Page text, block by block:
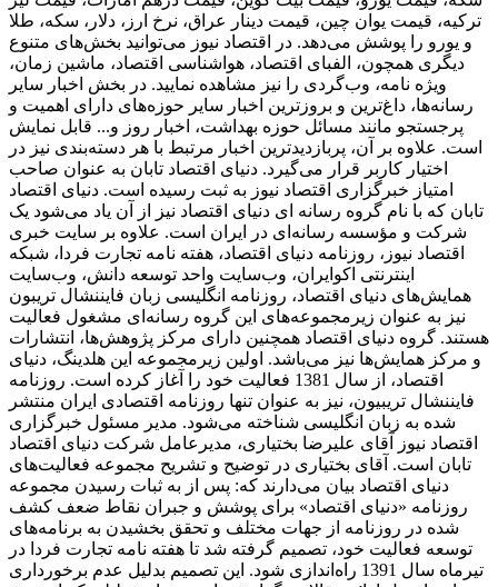
ترکیه، قیمت یوان چین، قیمت دینار عراق، نرخ ارز، دلار، سکه، طلا
و یورو را پوشش می‌دهد. در اقتصاد نیوز می‌توانید بخش‌های متنوع
دیگری همچون، الفبای اقتصاد، هواشناسی اقتصاد، ماشین زمان،
ویژه نامه، وب‌گردی را نیز مشاهده نمایید. در بخش اخبار سایر
رسانه‌ها، داغ‌ترین و بروزترین اخبار سایر حوزه‌های دارای اهمیت و
پرجستجو مانند مسائل حوزه بهداشت، اخبار روز و... قابل نمایش
است. علاوه بر آن، پربازدیدترین اخبار مرتبط با هر دسته‌بندی نیز در
اختیار کاربر قرار می‌گیرد. دنیای اقتصاد تابان به عنوان صاحب
امتیاز خبرگزاری اقتصاد نیوز به ثبت رسیده است. دنیای اقتصاد
تابان که با نام گروه رسانه ای دنیای اقتصاد نیز از آن یاد می‌شود یک
شرکت و مؤسسه رسانه‌ای در ایران است. علاوه بر سایت خبری
اقتصاد نیوز، روزنامه دنیای اقتصاد، هفته ‌نامه تجارت فردا، شبکه
اینترنتی اکوایران، وب‌سایت واحد توسعه دانش، وب‌سایت
همایش‌های دنیای اقتصاد، روزنامه انگلیسی ‌زبان فایننشال تریبون
نیز به عنوان زیرمجموعه‌های این گروه رسانه‌ای مشغول فعالیت
هستند. گروه دنیای اقتصاد همچنین دارای مرکز پژوهش‌ها، انتشارات
و مرکز همایش‌ها نیز می‌باشد. اولین زیرمجموعه این هلدینگ، دنیای
اقتصاد، از سال 1381 فعالیت خود را آغاز کرده است. روزنامه
فایننشال تریبیون، نیز به عنوان تنها روزنامه اقتصادی ایران منتشر
شده به زبان انگلیسی شناخته می‌شود. مدیر مسئول خبرگزاری
اقتصاد نیوز آقای علیرضا بختیاری، مدیرعامل شرکت دنیای اقتصاد
تابان است. آقای بختیاری در توضیح و تشریح مجموعه فعالیت‌های
دنیای اقتصاد بیان می‌دارند که: پس از به ثبات رسیدن مجموعه
روزنامه «دنیای اقتصاد» برای پوشش و جبران نقاط ضعف کشف
شده در روزنامه از جهات مختلف و تحقق بخشیدن به برنامه‌های
توسعه فعالیت خود، تصمیم گرفته شد تا هفته نامه تجارت فردا در
تیرماه سال 1391 راه‌اندازی شود. این تصمیم بدلیل عدم برخورداری